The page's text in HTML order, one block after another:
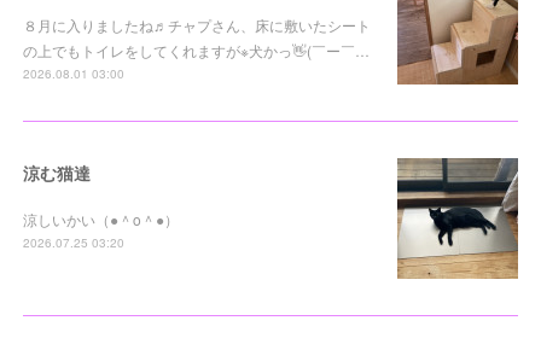
８月に入りましたね♬チャプさん、床に敷いたシート
の上でもトイレをしてくれますが※犬かっ👋(￣ー￣…
2026.08.01 03:00
涼む猫達
涼しいかい（●＾o＾●）
2026.07.25 03:20